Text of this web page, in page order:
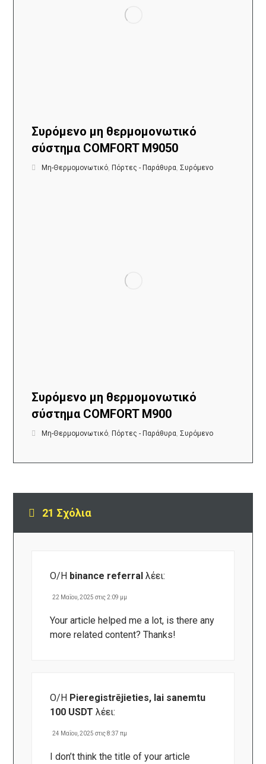
Συρόμενο μη θερμομονωτικό
σύστημα COMFORT M9050
Μη-Θερμομονωτικό, Πόρτες - Παράθυρα,Συρόμενο
Συρόμενο μη θερμομονωτικό
σύστημα COMFORT M900
Μη-Θερμομονωτικό, Πόρτες - Παράθυρα,Συρόμενο
21 Σχόλια
Ο/Η binance referral λέει:
22 Μαΐου, 2025 στις 2:09 μμ
Your article helped me a lot, is there any
more related content? Thanks!
Ο/Η Pieregistrējieties, lai sanemtu
100 USDT λέει:
24 Μαΐου, 2025 στις 8:37 πμ
I don’t think the title of your article